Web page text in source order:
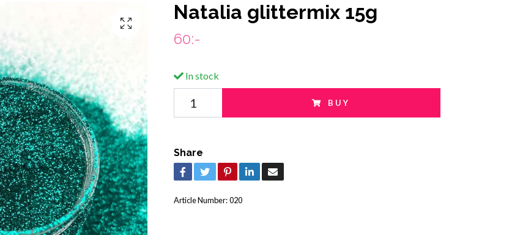
Natalia glittermix 15g
60:-
In stock
BUY
Share
Article Number:020